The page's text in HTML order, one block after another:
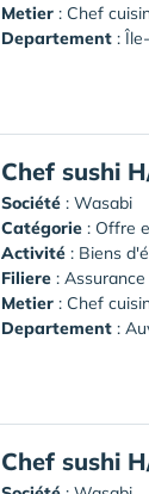
Metier : Chef
Departement :
Chef sushi
Société : Wasabi
Catégorie : Offre
Activité : Biens
Filiere : Assurance
Metier : Chef
Departement :
Chef sushi